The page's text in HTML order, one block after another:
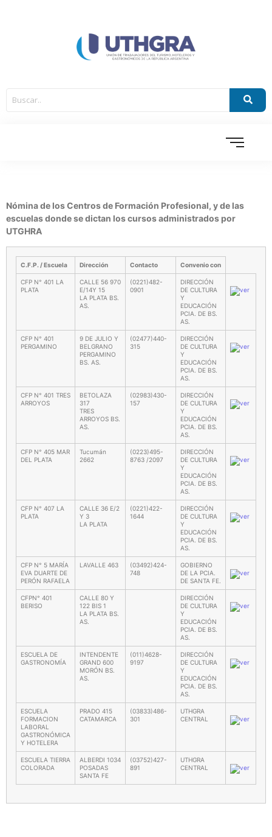
Nómina de los Centros de Formación Profesional, y de las
escuelas donde se dictan los cursos administrados por
UTGHRA
C.F.P. / Escuela Dirección Contacto Convenio con
CFP N° 401 LA
PLATA
CALLE 56 970
E/14Y 15
LA PLATA BS.
AS.
(0221)482-
0901
DIRECCIÓN
DE CULTURA
Y
EDUCACIÓN
PCIA. DE BS.
AS.
CFP N° 401
PERGAMINO
9 DE JULIO Y
BELGRANO
PERGAMINO
BS. AS.
(02477)440-
315
DIRECCIÓN
DE CULTURA
Y
EDUCACIÓN
PCIA. DE BS.
AS.
CFP N° 401 TRES
ARROYOS
BETOLAZA
317
TRES
ARROYOS BS.
AS.
(02983)430-
157
DIRECCIÓN
DE CULTURA
Y
EDUCACIÓN
PCIA. DE BS.
AS.
CFP N° 405 MAR
DEL PLATA
Tucumán
2662
(0223)495-
8763 /2097
DIRECCIÓN
DE CULTURA
Y
EDUCACIÓN
PCIA. DE BS.
AS.
CFP N° 407 LA
PLATA
CALLE 36 E/2
Y 3
LA PLATA
(0221)422-
1644
DIRECCIÓN
DE CULTURA
Y
EDUCACIÓN
PCIA. DE BS.
AS.
CFP N° 5 MARÍA
EVA DUARTE DE
PERÓN RAFAELA
LAVALLE 463
(03492)424-
748
GOBIERNO
DE LA PCIA.
DE SANTA FE.
CFPN° 401
BERISO
CALLE 80 Y
122 BIS 1
LA PLATA BS.
AS.
DIRECCIÓN
DE CULTURA
Y
EDUCACIÓN
PCIA. DE BS.
AS.
ESCUELA DE
GASTRONOMÍA
INTENDENTE
GRAND 600
MORÓN BS.
AS.
(011)4628-
9197
DIRECCIÓN
DE CULTURA
Y
EDUCACIÓN
PCIA. DE BS.
AS.
ESCUELA
FORMACION
LABORAL
GASTRONÓMICA
Y HOTELERA
PRADO 415
CATAMARCA
(03833)486-
301
UTHGRA
CENTRAL
ESCUELA TIERRA
COLORADA
ALBERDI 1034
POSADAS
SANTA FE
(03752)427-
891
UTHGRA
CENTRAL